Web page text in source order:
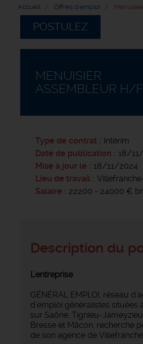
Accueil Offres d'emploi
POSTULEZ
MENUISIER
ASSEMBLEUR H/F
Type de contrat
Intérim
Date de publication
18/
Mise à jour le
18/11/2024
Lieu de travail
Salaire
22200 - 24000 €
Description du
L'entreprise
GÉNÉRAL EMPLOI, réseau
d’emploi généralistes situées
sur Saône, Tignieu-
Bresse et Mâcon, recherche
de son agence de